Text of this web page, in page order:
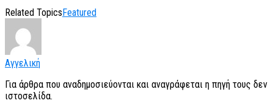
Related Topics Featured
Αγγελική
Για άρθρα που αναδημοσιεύονται και αναγράφεται η πηγή τους
ιστοσελίδα.